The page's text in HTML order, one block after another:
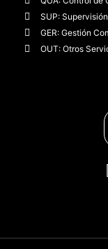
SUP:
GER: Gestión
OUT: Otros